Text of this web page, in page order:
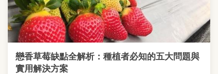
戀香草莓缺點全解析：種植者必知的五大問題與
實用解決方案